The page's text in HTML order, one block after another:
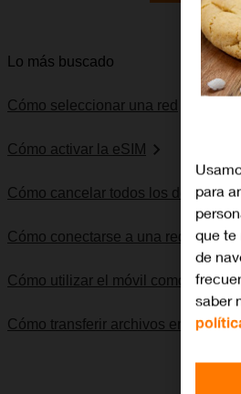
Lo más buscado
Cómo seleccionar una red
Cómo activar la eSIM
Cómo cancelar todos los desvíos
Cómo conectarse a una red Wi-Fi
Cómo utilizar el móvil como punto
Cómo transferir archivos entre el
para
que te
de
saber